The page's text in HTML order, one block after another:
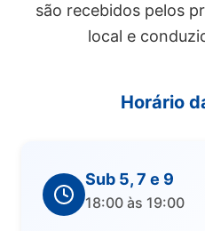
são recebidos pelos
local e
Horário
Sub 5, 7 e 9
18:00 às 19:00